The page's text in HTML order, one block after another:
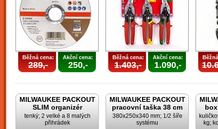
Běžná cena:
289,-
Akční cena:
250,-
Běžná cena:
1.403,-
Akční cena:
1.090,-
MILWAUKEE PACKOUT
SLIM organizér
tenký; 2 velké a 8 malých
přihrádek
MILWAUKEE PACKOUT
pracovní taška 38 cm
380x250x340 mm; 1/2 šíře
systému
kg;